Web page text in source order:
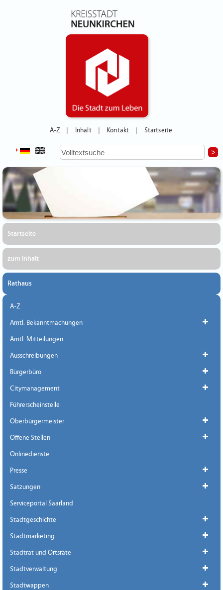
A-Z Inhalt Kontakt Startseite
Startseite
zum Inhalt
Rathaus
A-Z
Amtl. Bekanntmachungen
Amtl. Mitteilungen
Ausschreibungen
Bürgerbüro
Citymanagement
Führerscheinstelle
Oberbürgermeister
Offene Stellen
Onlinedienste
Presse
Satzungen
Serviceportal Saarland
Stadtgeschichte
Stadtmarketing
Stadtrat und Ortsräte
Stadtverwaltung
Stadtwappen